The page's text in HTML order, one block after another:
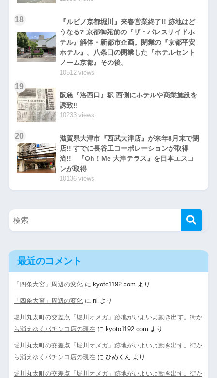
18
『ルビノ京都堀川』来春営業終了!! 跡地はど
うなる? 京都御苑前の『ザ・パレスサイドホ
テル』解体・新都市企画。閉業の『京都平安
ホテル』。八条口の閉業した『ホテルセント
ノーム京都』その後。
10512 views
19
阪急『洛西口』駅 西側にホテルや商業施設を
誘致!!
10233 views
20
滋賀県大津市『西武大津店』が来年8月末で閉
店!! すでに長谷工コーポレーションが取得
済!! 『Oh！Me 大津テラス』を日本エスコ
ンが取得
10136 views
最近のコメント
「四条大宮」周辺の変化に kyoto1192.com より
「四条大宮」周辺の変化に nl より
堀川丸太町の交差点「堀川オメガ」跡地がいよいよ動き出す。街か
ら消えゆくパチンコ店の現在 に kyoto1192.com より
堀川丸太町の交差点「堀川オメガ」跡地がいよいよ動き出す。街か
ら消えゆくパチンコ店の現在 に ひめくん より
堀川丸太町の交差点「堀川オメガ」跡地がいよいよ動き出す。街か